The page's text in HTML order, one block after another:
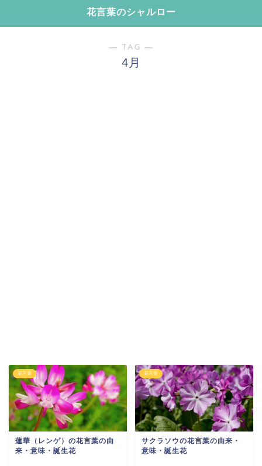
花言葉のシャルロー
― TAG ―
4月
花言葉
蓮華（レンゲ）の花言葉の由
来・意味・誕生花
花言葉
サクラソウの花言葉の由来・
意味・誕生花